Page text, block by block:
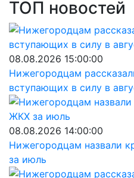
ТОП новостей
08.08.2026 15:00:00
Нижегородцам
вступающих в силу в
08.08.2026 14:00:00
Нижегородцам назвали
за июль